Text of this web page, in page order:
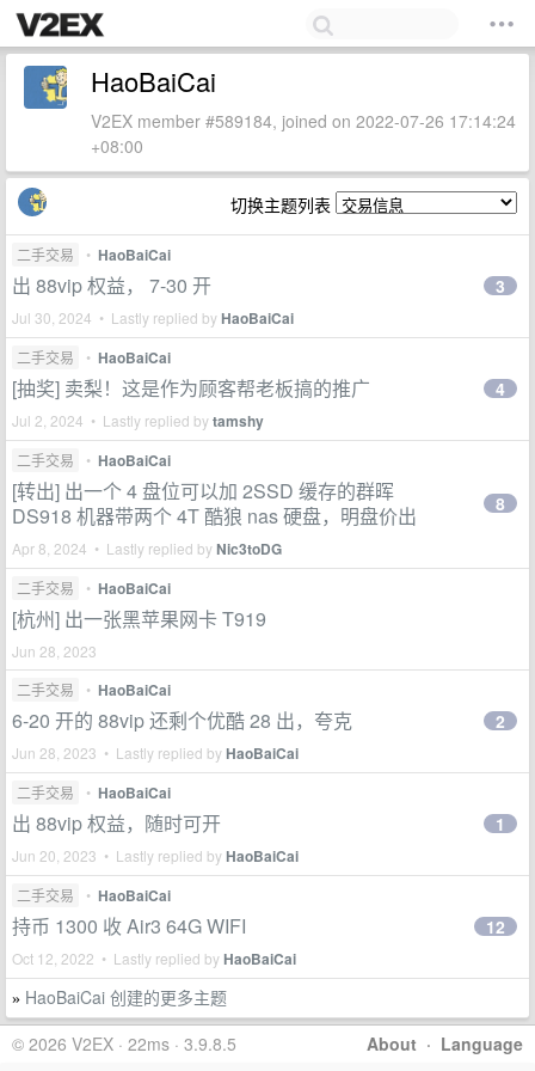
HaoBaiCai
V2EX member #589184, joined on 2022-07-26 17:14:24
+08:00
切换主题列表
二手交易 • HaoBaiCai
出 88vip 权益， 7-30 开
Jul 30, 2024 • Lastly replied byHaoBaiCai
3
二手交易 • HaoBaiCai
[抽奖] 卖梨！这是作为顾客帮老板搞的推广
Jul 2, 2024 • Lastly replied bytamshy
4
二手交易 • HaoBaiCai
[转出] 出一个 4 盘位可以加 2SSD 缓存的群晖
DS918 机器带两个 4T 酷狼 nas 硬盘，明盘价出
Apr 8, 2024 • Lastly replied byNic3toDG
8
二手交易 • HaoBaiCai
[杭州] 出一张黑苹果网卡 T919
Jun 28, 2023
二手交易
• HaoBaiCai
6-20 开的 88vip 还剩个优酷 28 出，夸克
Jun 28, 2023 • Lastly replied byHaoBaiCai
2
二手交易 • HaoBaiCai
出 88vip 权益，随时可开
Jun 20, 2023 • Lastly replied byHaoBaiCai
1
二手交易 • HaoBaiCai
持币 1300 收 Air3 64G WIFI
Oct 12, 2022 • Lastly replied byHaoBaiCai
12
» HaoBaiCai 创建的更多主题
About · Language
© 2026 V2EX · 22ms · 3.9.8.5